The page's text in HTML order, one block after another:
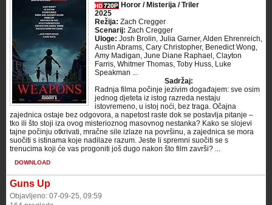
Horor / Misterija / Triler
2025
Režija: Zach Cregger
Scenarij: Zach Cregger
Uloge: Josh Brolin, Julia Garner, Alden Ehrenreich,
Austin Abrams, Cary Christopher, Benedict Wong,
Amy Madigan, June Diane Raphael, Clayton
Farris, Whitmer Thomas, Toby Huss, Luke
Speakman ...
Sadržaj:
Radnja filma počinje jezivim događajem: sve osim
jednog djeteta iz istog razreda nestaju
istovremeno, u istoj noći, bez traga. Očajna
zajednica ostaje bez odgovora, a napetost raste dok se postavlja pitanje –
tko ili što stoji iza ovog misterioznog masovnog nestanka? Kako se slojevi
tajne počinju otkrivati, mračne sile izlaze na površinu, a zajednica se mora
suočiti s istinama koje nadilaze razum. Jeste li spremni suočiti se s
trenucima koji će vas progoniti još dugo nakon što film završi? ...
DOWNLOAD
Guns Up
Objavljeno: 07-09-25, 09:59